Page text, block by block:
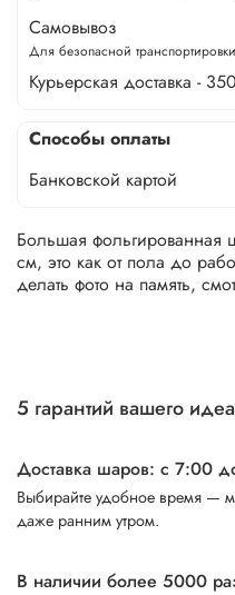
Самовывоз
Для безопасной
Курьерская доставка -
Способы оплаты
Банковской картой
Большая фольгированная
см, это как от пола до
делать фото на память,
5 гарантий вашего
Доставка шаров: с 7:00
Выбирайте удобное время —
даже ранним утром.
В наличии более 5000